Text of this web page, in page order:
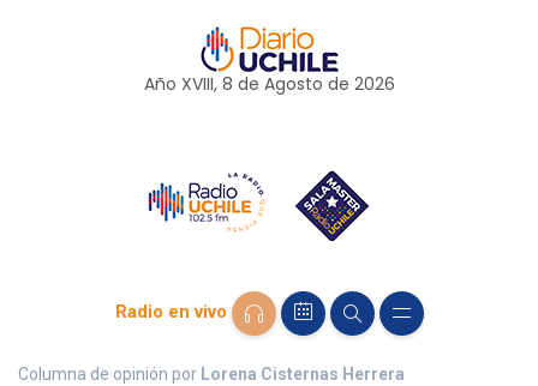
Año XVIII, 8 de Agosto de 2026
Radio en vivo
Columna de opinión por Lorena Cisternas Herrera